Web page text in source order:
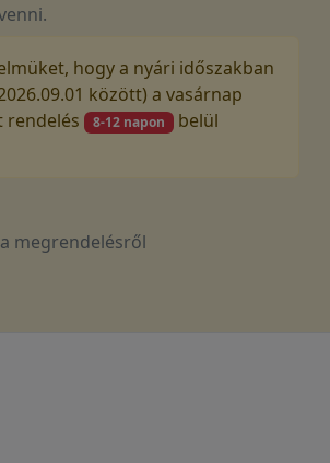
hogy a nyári időszakban
között) a vasárnap
rendelés
8-12 napon belül
a megrendelésről